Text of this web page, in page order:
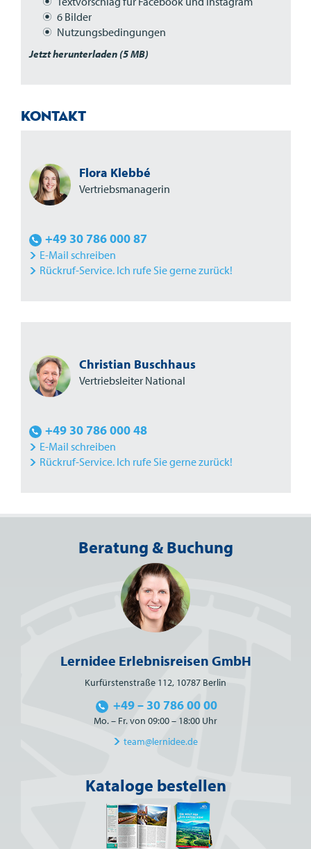
6 Bilder
Nutzungsbedingungen
Jetzt herunterladen (5 MB)
Kontakt
Flora Klebbé
Vertriebsmanagerin
+49 30 786 000 87
E-Mail schreiben
Rückruf-Service. Ich rufe Sie gerne zurück!
Christian Buschhaus
Vertriebsleiter National
+49 30 786 000 48
E-Mail schreiben
Rückruf-Service. Ich rufe Sie gerne zurück!
Beratung & Buchung
Lernidee Erlebnisreisen GmbH
Kurfürstenstraße 112, 10787 Berlin
+49 – 30 786 00 00
Mo. – Fr. von 09:00 – 18:00 Uhr
team@lernidee.de
Kataloge bestellen